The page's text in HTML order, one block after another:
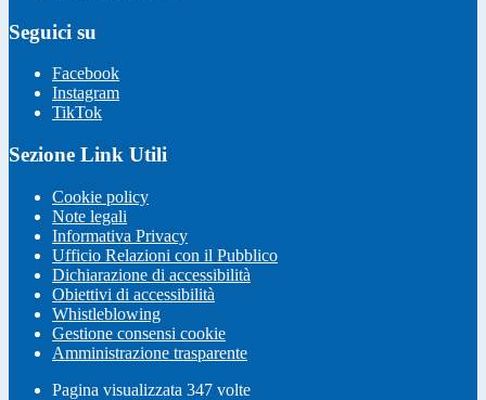
Seguici su
Facebook
Instagram
TikTok
Sezione Link Utili
Cookie policy
Note legali
Informativa Privacy
Ufficio Relazioni con il Pubblico
Dichiarazione di accessibilità
Obiettivi di accessibilità
Whistleblowing
Gestione consensi cookie
Amministrazione trasparente
Pagina visualizzata 347 volte